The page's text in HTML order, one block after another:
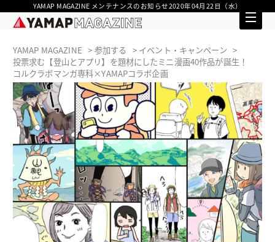
YAMAP MAGAZINE メンテナンスのお知らせ2020年04月22日（水）
YAMAP MAGAZINE 参加する
イベント・キャンペーン
投票求む【登山とアプリ】を題材にしたミニ漫画40作品が誕生！
コルクラボマンガ専科×YAMAPコラボ企画